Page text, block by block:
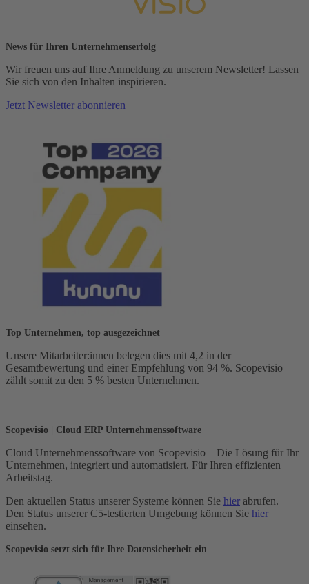
News für Ihren Unternehmenserfolg
Wir freuen uns auf Ihre Anmeldung zu unserem Newsletter! Lassen
Sie sich von den Inhalten inspirieren.
Jetzt Newsletter abonnieren
Top Unternehmen, top ausgezeichnet
Unsere Mitarbeiter:innen belegen dies mit 4,2 in der
Gesamtbewertung und einer Empfehlung von 94 %. Scopevisio
zählt somit zu den 5 % besten Unternehmen.
Scopevisio | Cloud ERP Unternehmenssoftware
Cloud Unternehmenssoftware von Scopevisio – Die Lösung für Ihr
Unternehmen, integriert und automatisiert. Für Ihren effizienten
Arbeitstag.
Den aktuellen Status unserer Systeme können Sie hier abrufen.
Den Status unserer C5-testierten Umgebung können Sie hier
einsehen.
Scopevisio setzt sich für Ihre Datensicherheit ein